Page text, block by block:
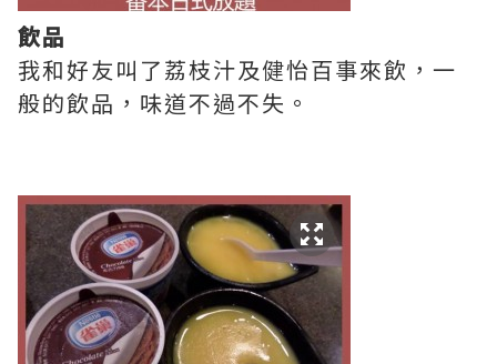
飲品
我和好友叫了荔枝汁及健怡百事來飲，一
般的飲品，味道不過不失。